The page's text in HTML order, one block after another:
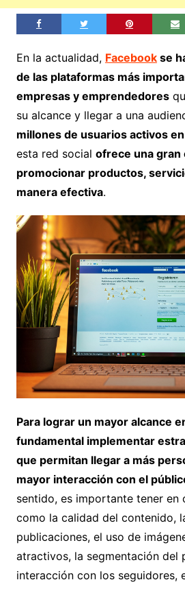
En la actualidad, Facebookse
de las plataformas más
empresas y emprendedores
su alcance y llegar a una
millones de usuarios activos
esta red social ofrece una gran
promocionar productos,
manera efectiva.
Para lograr un mayor alcance
fundamental implementar
que permitan llegar a más
mayor interacción con el
sentido, es importante tener en
como la calidad del contenido,
publicaciones, el uso de
atractivos, la segmentación del
interacción con los seguidores,